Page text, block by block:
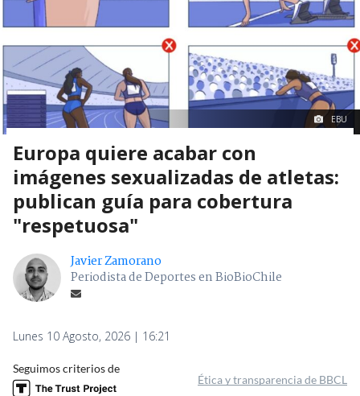
EBU
Europa quiere acabar con
imágenes sexualizadas de atletas:
publican guía para cobertura
"respetuosa"
Javier Zamorano
Periodista de Deportes en BioBioChile
Lunes 10 Agosto, 2026 | 16:21
Seguimos criterios de
Ética y transparencia de BBCL